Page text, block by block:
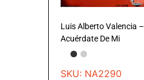
Luis Alberto Valencia –
Acuérdate De Mi
SKU: NA2290